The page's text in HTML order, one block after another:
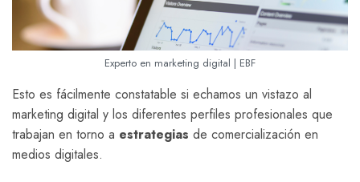
Experto en marketing digital | EBF
Esto es fácilmente constatable si echamos un vistazo al
marketing digital y los diferentes perfiles profesionales que
trabajan en torno a estrategias de comercialización en
medios digitales.